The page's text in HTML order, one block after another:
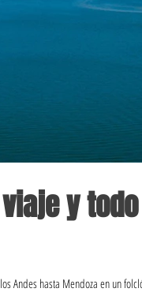
y todo
Andes hasta Mendoza en un